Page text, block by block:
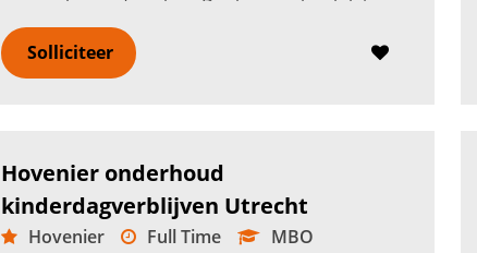
wonen, leren of werken. Denk aan schoolpleinen,
wooncomplexen, zorglocaties,...
Solliciteer
Hovenier onderhoud
kinderdagverblijven Utrecht
Hovenier Full Time
MBO